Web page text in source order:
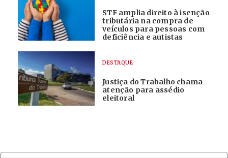
STF amplia direito à isenção
tributária na compra de
veículos para pessoas com
deficiência e autistas
DESTAQUE
Justiça do Trabalho chama
atenção para assédio
eleitoral